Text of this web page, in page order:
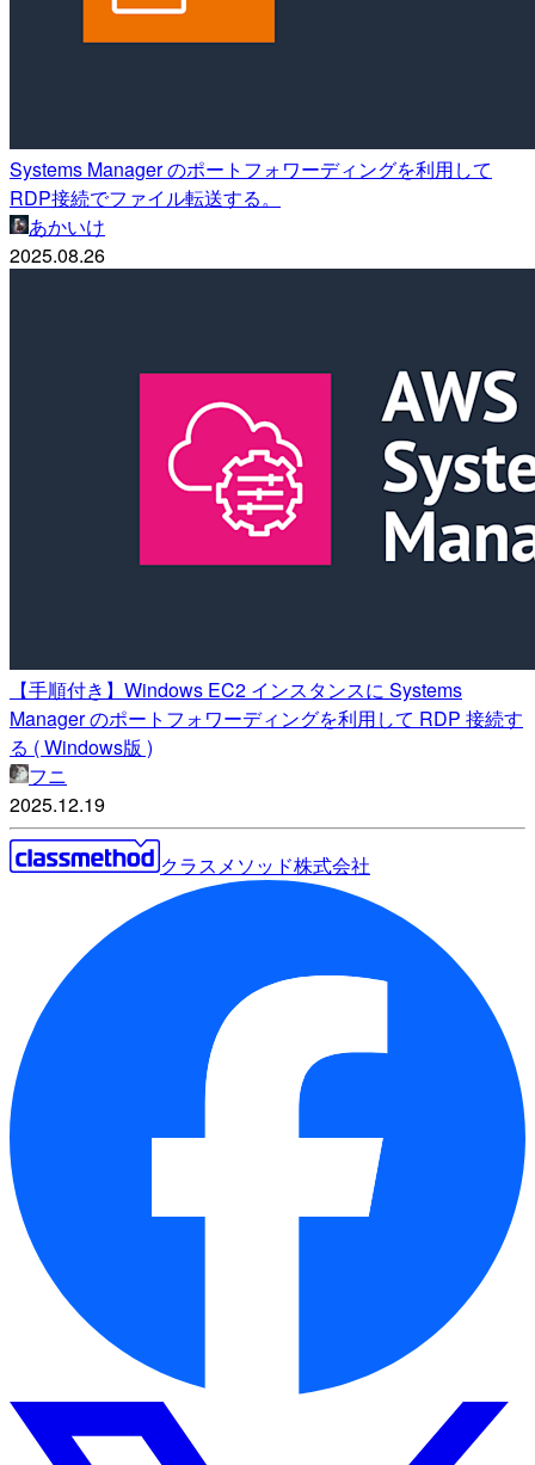
Systems Manager のポートフォワーディングを利用して
RDP接続でファイル転送する。
あかいけ
2025.08.26
【手順付き】Windows EC2 インスタンスに Systems
Manager のポートフォワーディングを利用して RDP 接続す
る ( Windows版 )
フニ
2025.12.19
クラスメソッド株式会社